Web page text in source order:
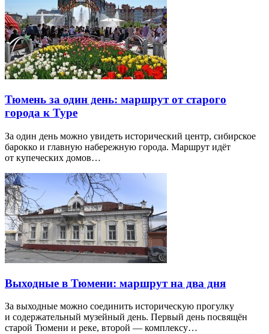
Тюмень за один день: маршрут от старого
города к Туре
За один день можно увидеть исторический центр, сибирское
барокко и главную набережную города. Маршрут идёт
от купеческих домов…
Выходные в Тюмени: маршрут на два дня
За выходные можно соединить историческую прогулку
и содержательный музейный день. Первый день посвящён
старой Тюмени и реке, второй — комплексу…